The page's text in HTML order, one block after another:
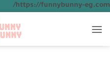
https://funnybunny-eg.com/